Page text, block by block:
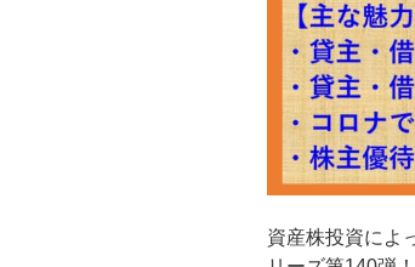
資産株投資によ